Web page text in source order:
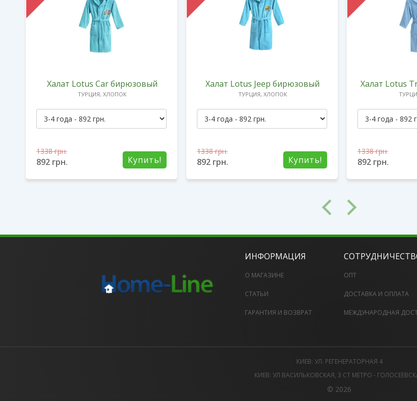
Халат Lotus Car бирюзовый
ТУРЦИЯ, ХЛОПОК
Купить!
1338грн.
892 грн.
Халат Lotus Jeep бирюзовый
ТУРЦИЯ, ХЛОПОК
Купить!
1338грн.
892 грн.
Халат Lotus
1338грн.
892 грн.
ИНФОРМАЦИЯ
О МАГАЗИНЕ
СТАТЬИ
ГАРАНТИЯ И ВОЗВРАТ
ОПТ
ДОСТАВКА И ОПЛАТА
МЕЖДУНАРОДНАЯ
КИЕВ: УЛ. РЕГЕНЕРАТОРНАЯ 4
КИЕВ: УЛ ВАСИЛЬКОВСКАЯ, 3 СТ МЕТРО -
© 2026